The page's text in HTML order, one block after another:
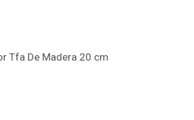
Tfa De Madera 20 cm